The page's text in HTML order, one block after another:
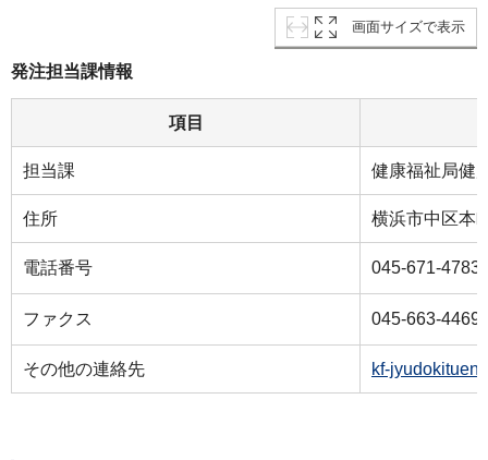
画面サイズで表示
発注担当課情報
項目
担当課 健康福祉局健
住所 横浜市中区
電話番号 045-671-4783
ファクス 045-663-4469
その他の連絡先 kf-